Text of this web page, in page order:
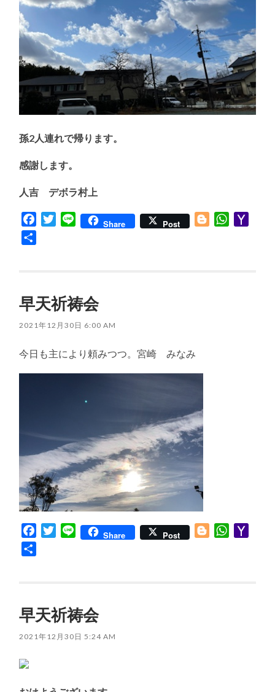
孫2人連れで帰ります。
感謝します。
人吉 デボラ村上
FacebookTwitter
Line Share Post BloggerWhatsApp
早天祈祷会
2021年12月30日 6:00 AM
今日も主により頼みつつ。宮崎 みなみ
FacebookTwitter
Line Share Post BloggerWhatsApp
早天祈祷会
2021年12月30日 5:24 AM